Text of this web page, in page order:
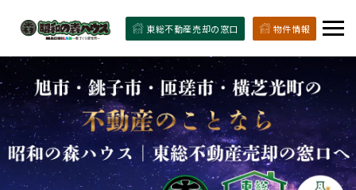
物件情報
東総不動産売却の窓口